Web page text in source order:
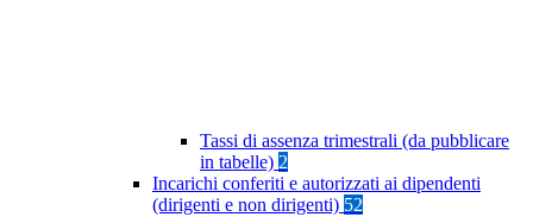
Tassi di assenza trimestrali (da pubblicare
in tabelle) 2
Incarichi conferiti e autorizzati ai dipendenti
(dirigenti e non dirigenti) 52